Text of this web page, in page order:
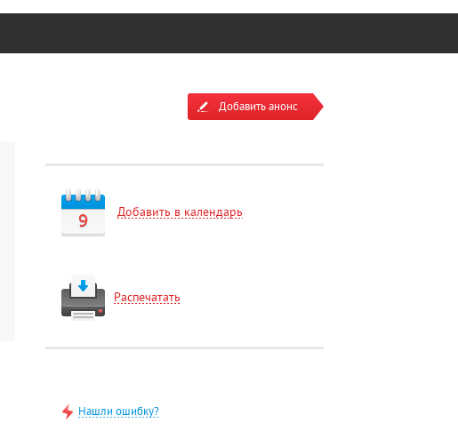
Добавить анонс
9 Добавить в календарь
Распечатать
Нашли ошибку?